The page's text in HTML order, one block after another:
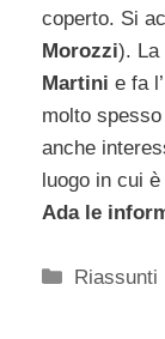
coperto. Si
Morozzi). La
Martini e fa
molto
anche
luogo in cui
Ada le
Categorie
Riassunti